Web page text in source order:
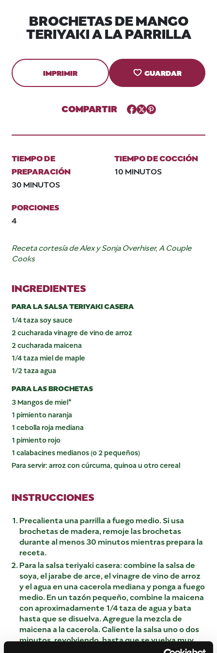
BROCHETAS DE MANGO
TERIYAKI A LA PARRILLA
IMPRIMIR GUARDAR
COMPARTIR Facebook
TwitterPinterest
TIEMPO DE
PREPARACIÓN
30 MINUTOS
TIEMPO DE COCCIÓN
10 MINUTOS
PORCIONES
4
Receta cortesía de Alex y Sonja Overhiser, A Couple
Cooks
INGREDIENTES
PARA LA SALSA TERIYAKI CASERA
1/4 taza soy sauce
2 cucharada vinagre de vino de arroz
2 cucharada maicena
1/4 taza miel de maple
1/2 taza agua
PARA LAS BROCHETAS
3 Mangos de miel*
1 pimiento naranja
1 cebolla roja mediana
1 pimiento rojo
1 calabacines medianos (o 2 pequeños)
Para servir: arroz con cúrcuma, quinoa u otro cereal
INSTRUCCIONES
Precalienta una parrilla a fuego medio. Si usa
brochetas de madera, remoje las brochetas
durante al menos 30 minutos mientras prepara la
receta.
Para la salsa teriyaki casera: combine la salsa de
soya, el jarabe de arce, el vinagre de vino de arroz
y el agua en una cacerola mediana y ponga a fuego
medio. En un tazón pequeño, combine la maicena
con aproximadamente 1/4 taza de agua y bata
hasta que se disuelva. Agregue la mezcla de
maicena a la cacerola. Caliente la salsa uno o dos
minutos, revolviendo, hasta que se vuelva muy
espesa, suave y brillante. Retire la salsa a un